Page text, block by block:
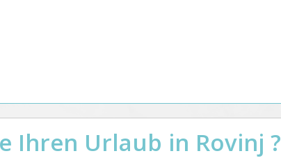
Ihren Urlaub in Rovinj ?